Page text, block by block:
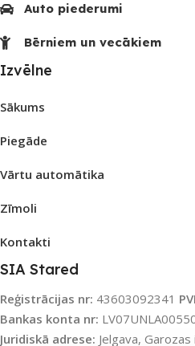
Auto piederumi
Bērniem un vecākiem
Izvēlne
Sākums
Piegāde
Vārtu automātika
Zīmoli
Kontakti
SIA Stared
Reģistrācijas nr: 43603092341
Bankas konta nr:
Juridiskā adrese: Jelgava,